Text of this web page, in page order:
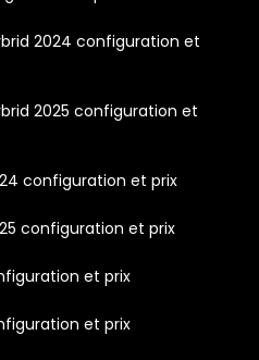
2024 configuration et
2025 configuration et
configuration et prix
configuration et prix
et prix
et prix